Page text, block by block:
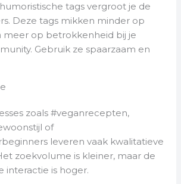
tags vergroot je de
Deze tags mikken minder op
meer op betrokkenheid bij je
Gebruik ze spaarzaam en
zoals #veganrecepten,
of
leveren vaak kwalitatieve
zoekvolume is kleiner, maar de
interactie is hoger.